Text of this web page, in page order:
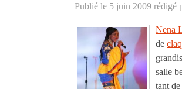
Publié le 5 juin 2009 rédigé
Nena
de
salle
tant